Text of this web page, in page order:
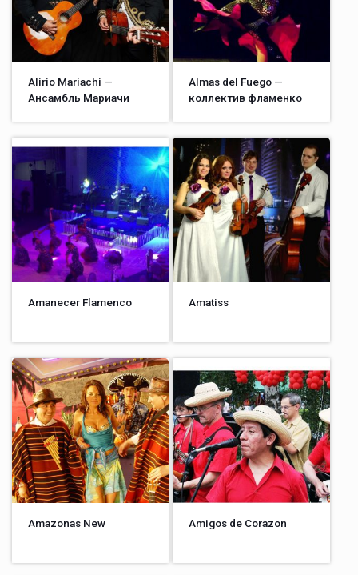
Alirio Mariachi —
Ансамбль Мариачи
Almas del Fuego —
коллектив фламенко
Amanecer Flamenco Amatiss
Amazonas New Amigos de Corazon